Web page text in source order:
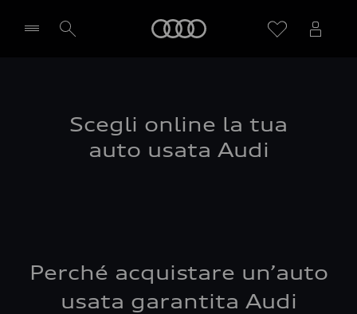
Scegli online la tua
auto usata Audi
Perché acquistare un’auto
usata garantita Audi